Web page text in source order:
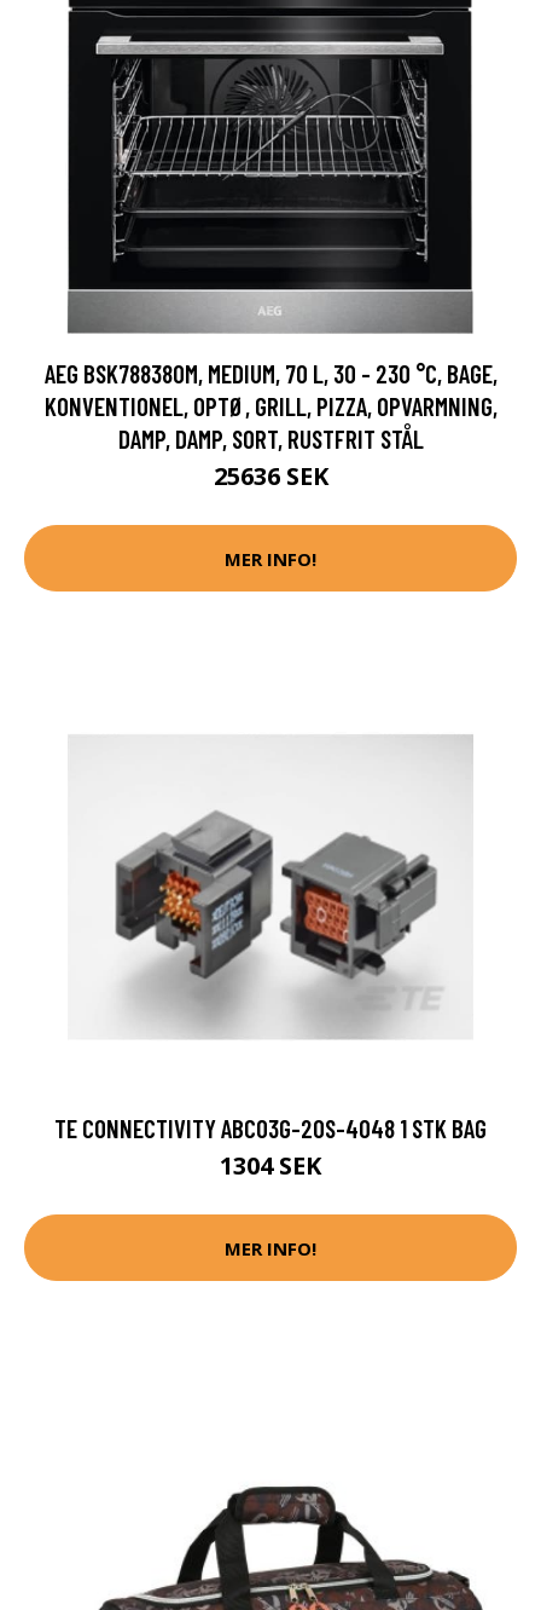
AEG BSK788380M, MEDIUM, 70 L, 30 - 230 °C, BAGE,
KONVENTIONEL, OPTØ, GRILL, PIZZA, OPVARMNING,
DAMP, DAMP, SORT, RUSTFRIT STÅL
25636 SEK
MER INFO!
TE CONNECTIVITY ABC03G-20S-4048 1 STK BAG
1304 SEK
MER INFO!